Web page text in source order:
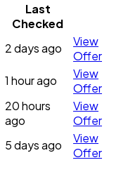
Last
Checked
2 days ago
View
Offer
1 hour ago
View
Offer
20 hours
ago
View
Offer
5 days ago
View
Offer